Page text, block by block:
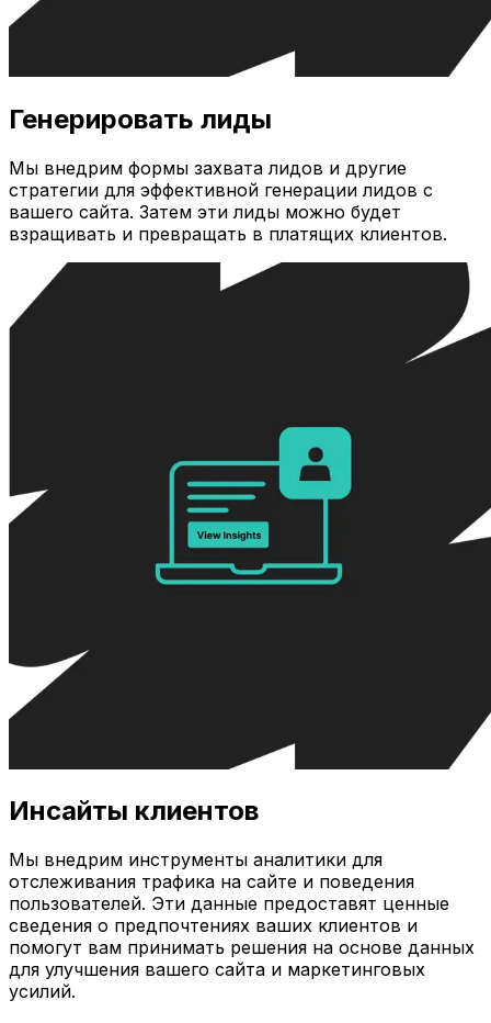
Генерировать лиды
Мы внедрим формы захвата лидов и другие
стратегии для эффективной генерации лидов с
вашего сайта. Затем эти лиды можно будет
взращивать и превращать в платящих клиентов.
Инсайты клиентов
Мы внедрим инструменты аналитики для
отслеживания трафика на сайте и поведения
пользователей. Эти данные предоставят ценные
сведения о предпочтениях ваших клиентов и
помогут вам принимать решения на основе данных
для улучшения вашего сайта и маркетинговых
усилий.